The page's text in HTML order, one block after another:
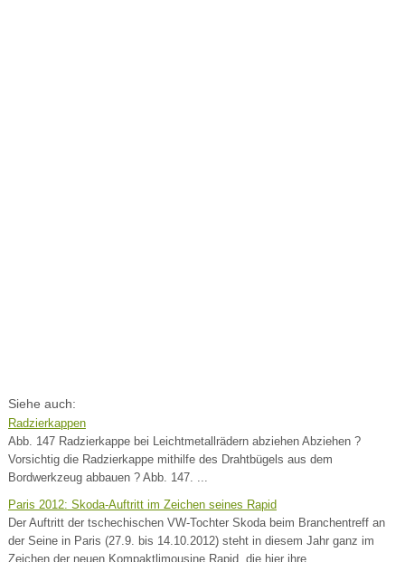
Siehe auch:
Radzierkappen
Abb. 147 Radzierkappe bei Leichtmetallrädern abziehen Abziehen ?
Vorsichtig die Radzierkappe mithilfe des Drahtbügels aus dem
Bordwerkzeug abbauen ? Abb. 147. ...
Paris 2012: Skoda-Auftritt im Zeichen seines Rapid
Der Auftritt der tschechischen VW-Tochter Skoda beim Branchentreff an
der Seine in Paris (27.9. bis 14.10.2012) steht in diesem Jahr ganz im
Zeichen der neuen Kompaktlimousine Rapid, die hier ihre ...